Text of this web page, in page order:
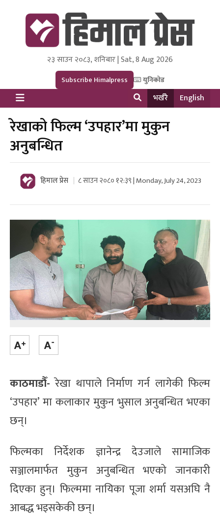
Himal Press
Dot NewsyNepal Media and Research Pvt Ltd.
२३ साउन २०८३, शनिबार | Sat, 8 Aug 2026
Subscribe Himalpress युनिकोड
भर्खरै English
रेखाको फिल्म ‘उपहार’मा मुकुन
अनुबन्धित
हिमाल प्रेस ८ साउन २०८० १२:३९ | Monday, July 24, 2023
काठमाडौँ- रेखा थापाले निर्माण गर्न लागेकी फिल्म
‘उपहार’ मा कलाकार मुकुन भुसाल अनुबन्धित भएका
छन्।
फिल्मका निर्देशक ज्ञानेन्द्र देउजाले सामाजिक
सञ्जालमार्फत मुकुन अनुबन्धित भएको जानकारी
दिएका हुन्। फिल्ममा नायिका पूजा शर्मा यसअघि नै
आबद्ध भइसकेकी छन्।